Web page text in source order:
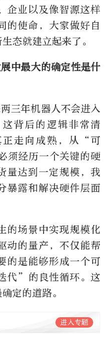
企业以及像智源这样
的使命，大家做好自
态就建立起来了。
中最大的确定性是什
三年机器人不会进入
背后的逻辑非常清
正走向成熟，从“可
经历一个关键的硬
量达到一定规模，我
暴露和解决硬件层面
的场景中实现规模化
动的量产，不仅能帮
的是能够形成一个可
”的良性循环。这
定的道路。
进入专题